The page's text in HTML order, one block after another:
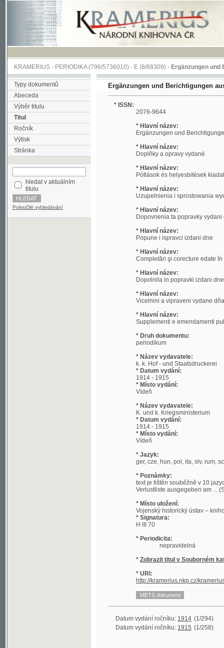
KRAMERIUS-PERIODIKA(796/5736010) -E(8/68309) -Ergänzungen und
Typy dokumentů
Abeceda
Výběr titulu
Titul
Ročník
Výtisk
Stránka
hledat v aktuálním
Pokročilé vyhledávání
Ergänzungen und Berichtigungen
* ISSN:
2076-9644
* Hlavní název:
* Hlavní název:
* Hlavní název:
Pótlások és helyesbitések kiadatott
* Hlavní název:
Uzupelnienia i sprostowania wydane
* Hlavní název:
Dopovnenia ta popravky vydani dnia
* Hlavní název:
Popune i ispravci izdani dne
* Hlavní název:
Completări şi corecture edate în
* Hlavní název:
Dopolnila in popravki izdani dne
Vicelnini a vipraveni vydane dňa
Supplementi e emendamenti pubblicati
* Druh dokumentu:
periodikum
* Název vydavatele:
* Datum vydání:
1914 - 1915
Vídeň
* Název vydavatele:
K. und k. Kriegsministerium
* Datum vydání:
1914 - 1915
* Místo vydání:
* Jazyk:
ger, cze, hun, pol, ita, slv, rum, scr, slo,
* Poznámky:
text je tištěn souběžně v 10 jazycích
* Místo uložení:
Vojenský historický ústav – knihovna
H III 70
* Periodicita:
Zobrazit titul v Souborném katalogu
* URI:
http://kramerius.nkp.cz/kramerius/
Datum vydání ročníku:1914 (1/294)
Datum vydání ročníku: